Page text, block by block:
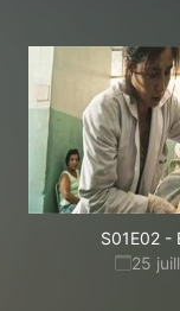
S01E02 -
25